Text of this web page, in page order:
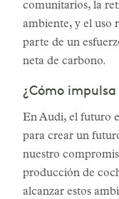
comunitarios, la
ambiente, y el uso
parte de un
neta de carbono.
¿Cómo
En Audi, el futuro
para crear un
nuestro
producción de
alcanzar estos